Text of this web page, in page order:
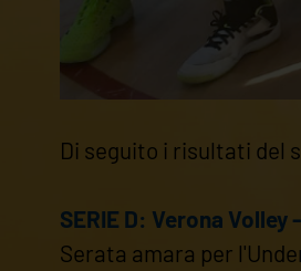
Di seguito i risultati del
SERIE D: Verona
Serata amara per